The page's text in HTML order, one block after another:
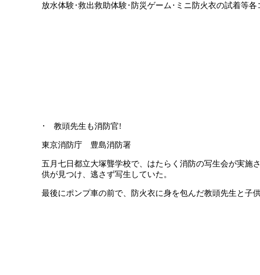
放水体験･救出救助体験･防災ゲーム･ミニ防火衣の試着等
･ 教頭先生も消防官!
東京消防庁 豊島消防署
五月七日都立大塚聾学校で、はたらく消防の写生会が実施
供が見つけ、逃さず写生していた。
最後にポンプ車の前で、防火衣に身を包んだ教頭先生と子